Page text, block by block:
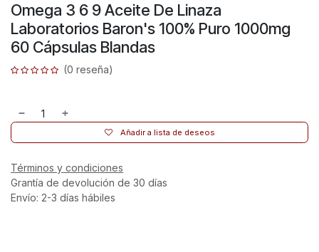
Omega 3 6 9 Aceite De Linaza
Laboratorios Baron's 100% Puro 1000mg
60 Cápsulas Blandas
(0 reseña)
Añadir a lista de deseos
Términos y condiciones
Grantía de devolución de 30 días
Envío: 2-3 días hábiles